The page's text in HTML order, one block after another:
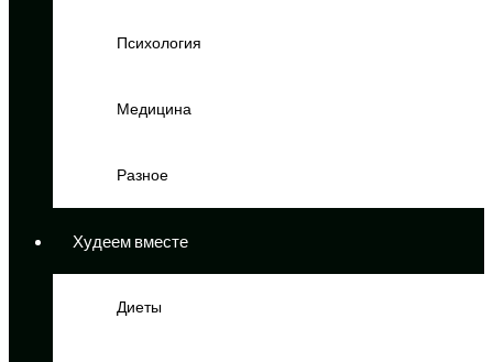
Психология
Медицина
Разное
Худеем вместе
Диеты